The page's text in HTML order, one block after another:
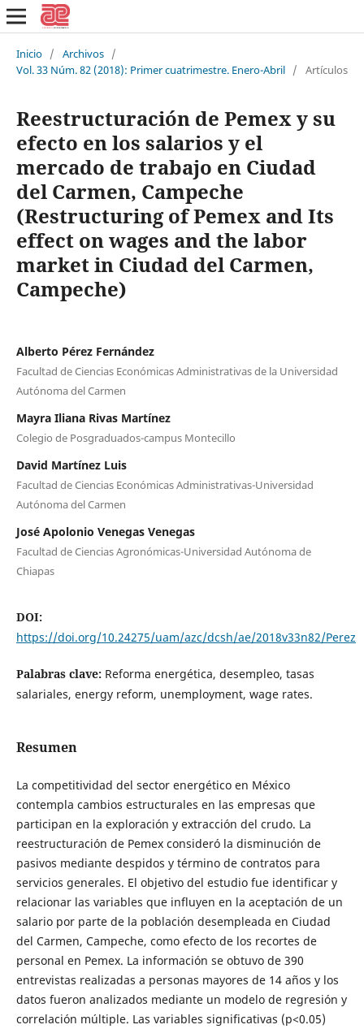
Inicio / Archivos /
Vol. 33 Núm. 82 (2018): Primer cuatrimestre. Enero-Abril / Artículos
Reestructuración de Pemex y su
efecto en los salarios y el
mercado de trabajo en Ciudad
del Carmen, Campeche
(Restructuring of Pemex and Its
effect on wages and the labor
market in Ciudad del Carmen,
Campeche)
Alberto Pérez Fernández
Facultad de Ciencias Económicas Administrativas de la Universidad
Autónoma del Carmen
Mayra Iliana Rivas Martínez
Colegio de Posgraduados-campus Montecillo
David Martínez Luis
Facultad de Ciencias Económicas Administrativas-Universidad
Autónoma del Carmen
José Apolonio Venegas Venegas
Facultad de Ciencias Agronómicas-Universidad Autónoma de
Chiapas
DOI:
https://doi.org/10.24275/uam/azc/dcsh/ae/2018v33n82/Perez
Palabras clave: Reforma energética, desempleo, tasas
salariales, energy reform, unemployment, wage rates.
Resumen
La competitividad del sector energético en México
contempla cambios estructurales en las empresas que
participan en la exploración y extracción del crudo. La
reestructuración de Pemex consideró la disminución de
pasivos mediante despidos y término de contratos para
servicios generales. El objetivo del estudio fue identificar y
relacionar las variables que influyen en la aceptación de un
salario por parte de la población desempleada en Ciudad
del Carmen, Campeche, como efecto de los recortes de
personal en Pemex. La información se obtuvo de 390
entrevistas realizadas a personas mayores de 14 años y los
datos fueron analizados mediante un modelo de regresión y
correlación múltiple. Las variables significativas (p<0.05)